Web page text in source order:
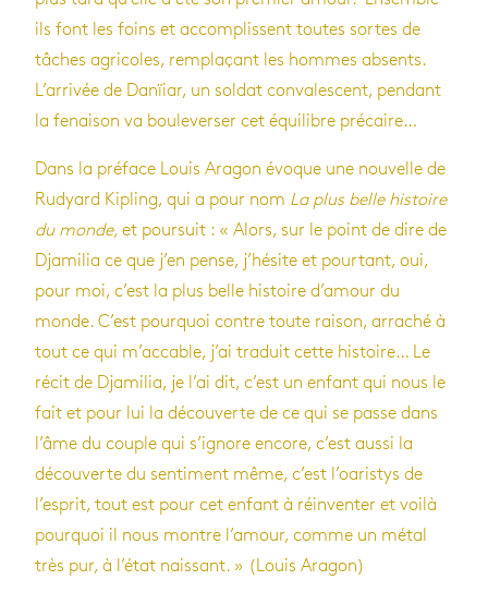
ils font les foins et accomplissent toutes sortes de
tâches agricoles, remplaçant les hommes absents.
L’arrivée de Danïiar, un soldat convalescent, pendant
la fenaison va bouleverser cet équilibre précaire…
Dans la préface Louis Aragon évoque une nouvelle de
Rudyard Kipling, qui a pour nom La plus belle histoire
du monde, et poursuit : « Alors, sur le point de dire de
Djamilia ce que j’en pense, j’hésite et pourtant, oui,
pour moi, c’est la plus belle histoire d’amour du
monde. C’est pourquoi contre toute raison, arraché à
tout ce qui m’accable, j’ai traduit cette histoire… Le
récit de Djamilia, je l’ai dit, c’est un enfant qui nous le
fait et pour lui la découverte de ce qui se passe dans
l’âme du couple qui s’ignore encore, c’est aussi la
découverte du sentiment même, c’est l’oaristys de
l’esprit, tout est pour cet enfant à réinventer et voilà
pourquoi il nous montre l’amour, comme un métal
très pur, à l’état naissant. » (Louis Aragon)